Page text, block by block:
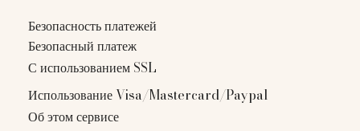
Безопасность платежей
Безопасный платеж
С использованием SSL
Использование Visa/Mastercard/Paypal
Об этом сервисе